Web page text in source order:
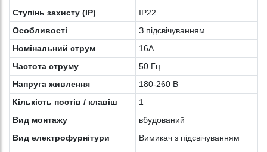
Ступінь захисту (IP)
IP22
Особливості
З підсвічуванням
Номінальний струм
16А
Частота струму
50 Гц
Напруга живлення
180-260 В
Кількість постів / клавіш
1
Вид монтажу
вбудований
Вид електрофурнітури
Вимикач з підсвічуванням